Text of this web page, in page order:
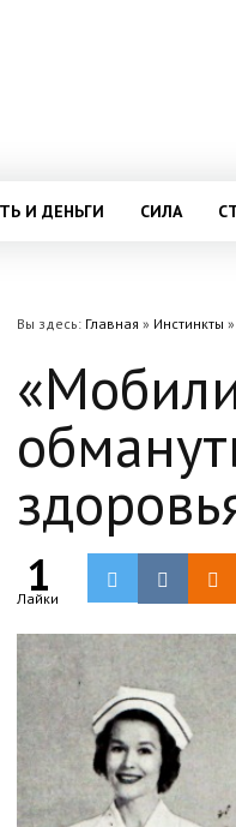
И ДЕНЬГИ СИЛА
Вы здесь: Главная » Инстинкты »
1
Лайки